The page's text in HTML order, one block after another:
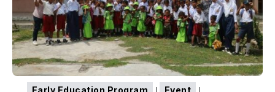
Early Education Program Event